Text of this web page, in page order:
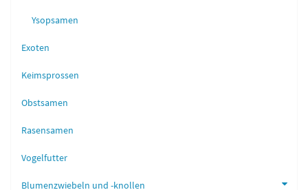
Ysopsamen
Exoten
Keimsprossen
Obstsamen
Rasensamen
Vogelfutter
Blumenzwiebeln und -knollen